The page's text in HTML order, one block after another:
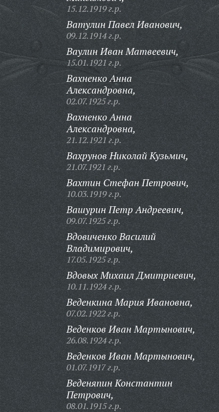
15.12.1919 г.р.
Ватулин Павел Иванович,
09.12.1914 г.р.
Ваулин Иван Матвеевич,
15.01.1921 г.р.
Вахненко Анна
Александровна,
02.07.1925 г.р.
Вахненко Анна
Александровна,
21.12.1921 г.р.
Вахрунов Николай Кузьмич,
21.07.1921 г.р.
Вахтин Стефан Петрович,
10.03.1919 г.р.
Вашурин Петр Андреевич,
09.07.1925 г.р.
Вдовиченко Василий
Владимирович,
17.05.1925 г.р.
Вдовых Михаил Дмитриевич,
10.11.1924 г.р.
Веденкина Мария Ивановна,
07.02.1922 г.р.
Веденков Иван Мартынович,
26.08.1924 г.р.
Веденков Иван Мартынович,
01.07.1917 г.р.
Веденяпин Константин
Петрович,
08.01.1915 г.р.